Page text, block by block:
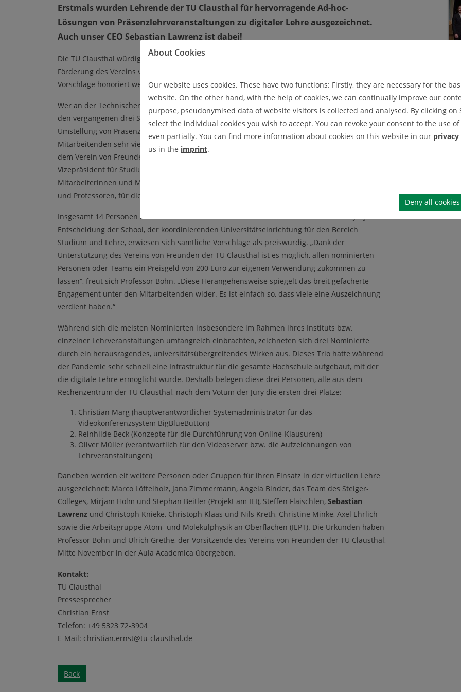
Erstmals wurden Lehrende der TU Clausthal für hervorragende Ad-hoc-
Lösungen von Präsenzlehrveranstaltungen zu digitaler Lehre ausgezeichnet.
Auch unser CEO Sebastian Lawrenz ist dabei!
Die TU Clausthal würdigt in Corona-Zeiten das Engagement in der Online-Lehre. Dank der
Förderung des Vereins von Freunden können neben den Erstplatzierten weitere preiswürdige
Vorschläge honoriert werden.
Wer an der Technischen Universität Clausthal mit dem Thema Lehre betraut ist, sah sich in
den vergangenen drei Semestern vor enorme Herausforderungen gestellt. Die Ad-hoc-
Umstellung von Präsenzveranstaltungen auf digitale Formate und Prüfungen, verlangte den
Mitarbeitenden sehr viel ab. „Diesen Einsatz wertschätzt die Universität in Kooperation mit
dem Verein von Freunden mit dem Preis für digitale Lehre“, so Professor Christian Bohn,
Vizepräsident für Studium und Lehre. „Die Auszeichnung ist eine Würdigung einzelner
Mitarbeiterinnen und Mitarbeiter aller Statusgruppen, in der Regel aber keine Professorinnen
und Professoren, für die Umsetzung von kreativen, nachhaltigen Ideen im digitalen Semester.“
Insgesamt 14 Personen bzw. Teams waren für den Preis nominiert worden. Nach der Jury-
Entscheidung der School, der koordinierenden Universitätseinrichtung für den Bereich
Studium und Lehre, erwiesen sich sämtliche Vorschläge als preiswürdig. „Dank der
Unterstützung des Vereins von Freunden der TU Clausthal ist es möglich, allen nominierten
Personen oder Teams ein Preisgeld von 200 Euro zur eigenen Verwendung zukommen zu
lassen“, freut sich Professor Bohn. „Diese Herangehensweise spiegelt das breit gefächerte
Engagement unter den Mitarbeitenden wider. Es ist einfach so, dass viele eine Auszeichnung
verdient haben.“
Während sich die meisten Nominierten insbesondere im Rahmen ihres Instituts bzw.
einzelner Lehrveranstaltungen umfangreich einbrachten, zeichneten sich drei Nominierte
durch ein herausragendes, universitätsübergreifendes Wirken aus. Dieses Trio hatte während
der Pandemie sehr schnell eine Infrastruktur für die gesamte Hochschule aufgebaut, mit der
die digitale Lehre ermöglicht wurde. Deshalb belegen diese drei Personen, alle aus dem
Rechenzentrum der TU Clausthal, nach dem Votum der Jury die ersten drei Plätze:
Christian Marg (hauptverantwortlicher Systemadministrator für das
Videokonferenzsystem BigBlueButton)
Reinhilde Beck (Konzepte für die Durchführung von Online-Klausuren)
Oliver Müller (verantwortlich für den Videoserver bzw. die Aufzeichnungen von
Lehrveranstaltungen)
Daneben werden elf weitere Personen oder Gruppen für ihren Einsatz in der virtuellen Lehre
ausgezeichnet: Marco Löffelholz, Jana Zimmermann, Angela Binder, das Team des Steiger-
Colleges, Mirjam Holm und Stephan Beitler (Projekt am IEI), Steffen Flaischlen, Sebastian
Lawrenz und Christoph Knieke, Christoph Klaas und Nils Kreth, Christine Minke, Axel Ehrlich
sowie die Arbeitsgruppe Atom- und Molekülphysik an Oberflächen (IEPT). Die Urkunden haben
Professor Bohn und Ulrich Grethe, der Vorsitzende des Vereins von Freunden der TU Clausthal,
Mitte November in der Aula Academica übergeben.
Kontakt:
TU Clausthal
Pressesprecher
Christian Ernst
Telefon: +49 5323 72-3904
E-Mail: christian.ernst@tu-clausthal.de
Back
About Cookies
Our website uses cookies. These have two functions: Firstly, they are necessary for the
website. On the other hand, with the help of cookies, we can continually improve our
purpose, pseudonymised data of website visitors is collected and analysed. By clicking on
select the individual cookies you wish to accept. You can revoke your consent to the use
even partially. You can find more information about cookies on this website in our
us in the imprint.
Deny all cookies